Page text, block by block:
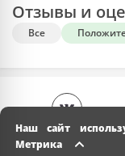
Отзывы и
Все
Наш сайт
Метрика